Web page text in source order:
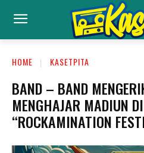
HOME KASETPITA
BAND – BAND
MENGHAJAR MADIUN
“ROCKAMINATION